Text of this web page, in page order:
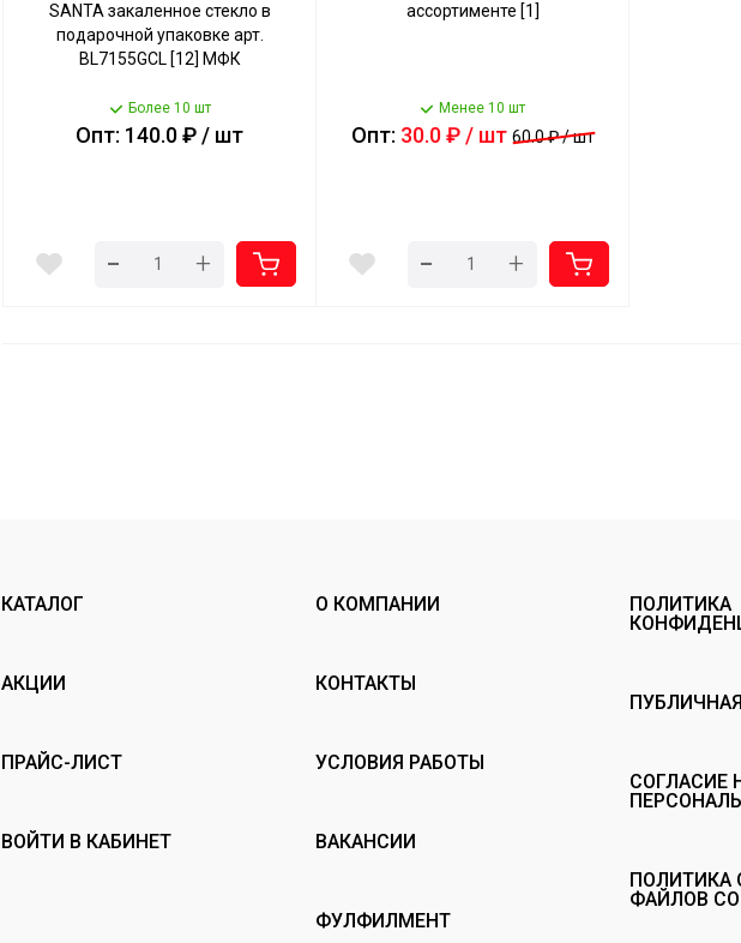
SANTA закаленное стекло в
подарочной упаковке арт.
BL7155GCL [12] МФК
Более 10 шт
Опт: 140.0 ₽ / шт
- +
ассортименте [1]
Менее 10 шт
Опт: 30.0 ₽ / шт 60.0 ₽ / шт
- +
КАТАЛОГ
АКЦИИ
ПРАЙС-ЛИСТ
ВОЙТИ В КАБИНЕТ
О КОМПАНИИ
КОНТАКТЫ
УСЛОВИЯ РАБОТЫ
ВАКАНСИИ
ФУЛФИЛМЕНТ
ПОЛИТИКА
СОГЛАСИЕ
ПОЛИТИКА
ФАЙЛОВ